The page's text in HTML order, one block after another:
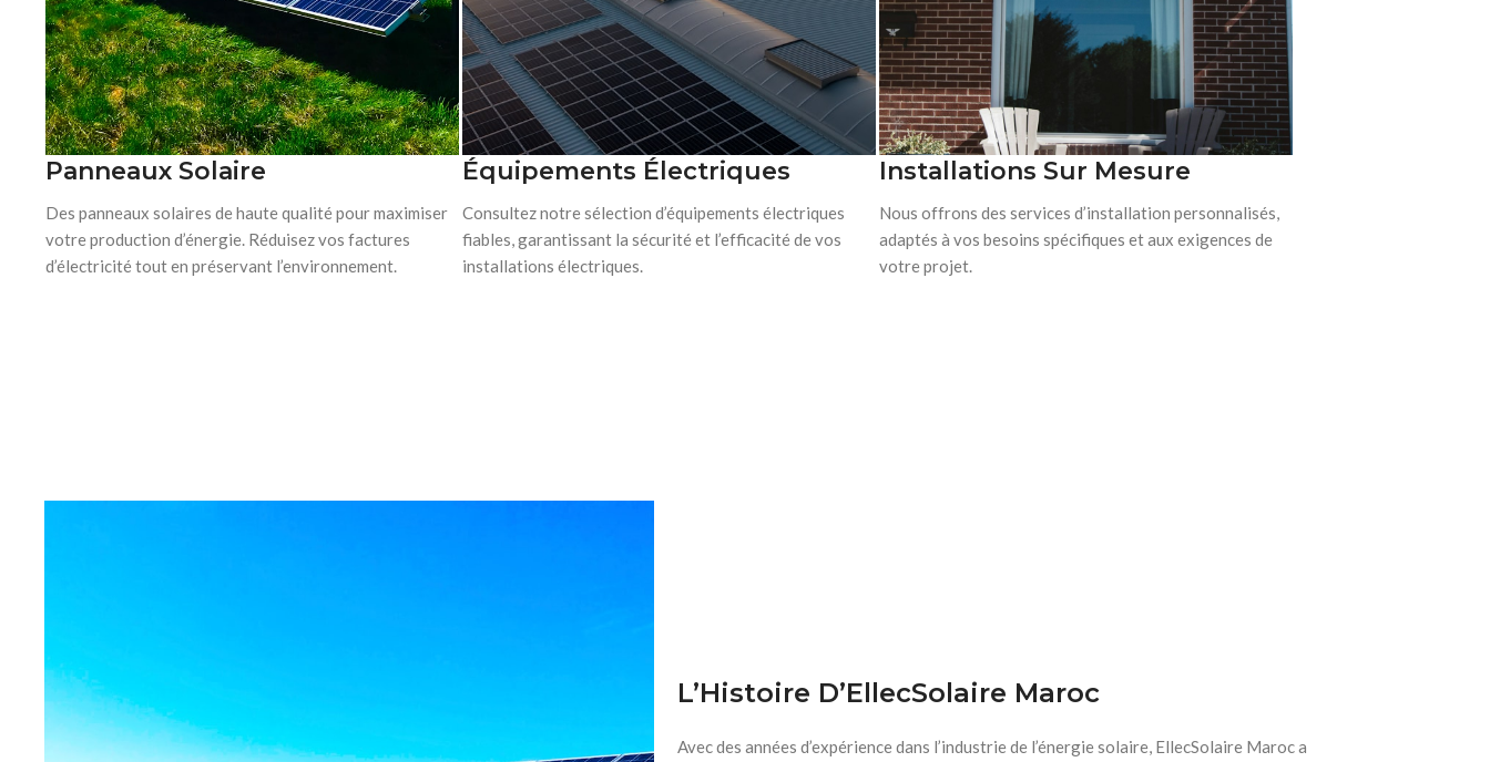
Panneaux Solaire
Des panneaux solaires de haute qualité pour maximiser
votre production d’énergie. Réduisez vos factures
d’électricité tout en préservant l’environnement.
Équipements Électriques
Consultez notre sélection d’équipements électriques
fiables, garantissant la sécurité et l’efficacité de vos
installations électriques.
Installations Sur Mesure
Nous offrons des services d’installation personnalisés,
adaptés à vos besoins spécifiques et aux exigences de
votre projet.
L’Histoire D’EllecSolaire Maroc
Avec des années d’expérience dans l’industrie de l’énergie solaire, EllecSolaire Maroc a